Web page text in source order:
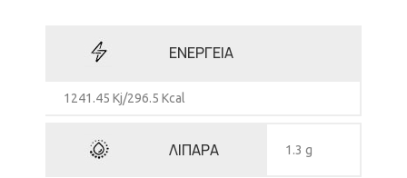
ΕΝΕΡΓΕΙΑ
1241.45 Kj/296.5 Kcal
ΛΙΠΑΡΑ 1.3 g